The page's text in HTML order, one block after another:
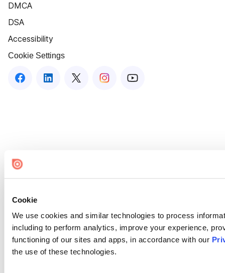
Cookie
We use cookies and similar technologies to process
including to perform analytics, improve your experience,
functioning of our sites and apps, in accordance with our
the use of these technologies.
DMCA
DSA
Accessibility
Cookie Settings